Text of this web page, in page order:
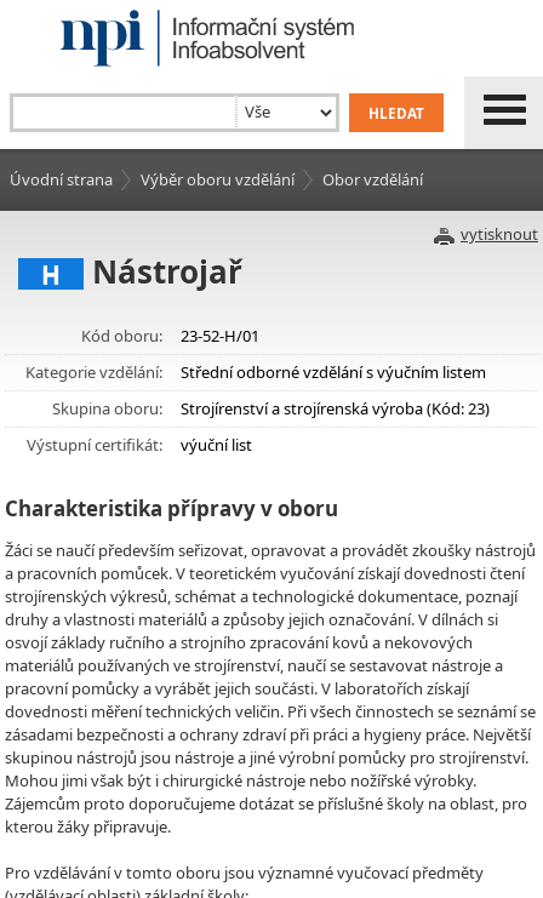
Úvodní strana Výběr oboru vzdělání Obor vzdělání
vytisknout
H Nástrojař
Kód oboru:
23-52-H/01
Kategorie vzdělání:
Střední odborné vzdělání s výučním listem
Skupina oboru:
Strojírenství a strojírenská výroba (Kód: 23)
Výstupní certifikát:
výuční list
Charakteristika přípravy v oboru
Žáci se naučí především seřizovat, opravovat a provádět zkoušky nástrojů
a pracovních pomůcek. V teoretickém vyučování získají dovednosti čtení
strojírenských výkresů, schémat a technologické dokumentace, poznají
druhy a vlastnosti materiálů a způsoby jejich označování. V dílnách si
osvojí základy ručního a strojního zpracování kovů a nekovových
materiálů používaných ve strojírenství, naučí se sestavovat nástroje a
pracovní pomůcky a vyrábět jejich součásti. V laboratořích získají
dovednosti měření technických veličin. Při všech činnostech se seznámí se
zásadami bezpečnosti a ochrany zdraví při práci a hygieny práce. Největší
skupinou nástrojů jsou nástroje a jiné výrobní pomůcky pro strojírenství.
Mohou jimi však být i chirurgické nástroje nebo nožířské výrobky.
Zájemcům proto doporučujeme dotázat se příslušné školy na oblast, pro
kterou žáky připravuje.
Pro vzdělávání v tomto oboru jsou významné vyučovací předměty